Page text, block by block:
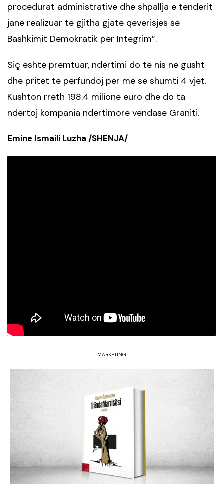
procedurat administrative dhe shpallja e tenderit
janë realizuar të gjitha gjatë qeverisjes së
Bashkimit Demokratik për Integrim”.
Siç është premtuar, ndërtimi do të nis në gusht
dhe pritet të përfundoj për më së shumti 4 vjet.
Kushton rreth 198.4 milionë euro dhe do ta
ndërtoj kompania ndërtimore vendase Graniti.
Emine Ismaili Luzha /SHENJA/
MARKETING